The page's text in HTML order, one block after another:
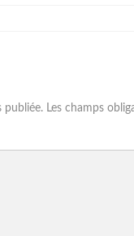
publiée. Les champs